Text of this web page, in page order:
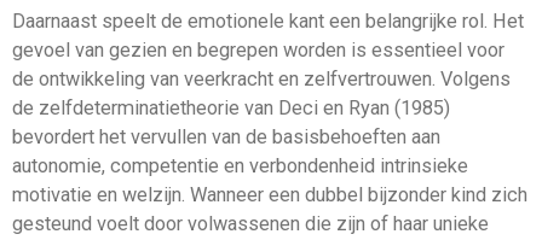
Daarnaast speelt de emotionele kant een belangrijke rol. Het
gevoel van gezien en begrepen worden is essentieel voor
de ontwikkeling van veerkracht en zelfvertrouwen. Volgens
de zelfdeterminatietheorie van Deci en Ryan (1985)
bevordert het vervullen van de basisbehoeften aan
autonomie, competentie en verbondenheid intrinsieke
motivatie en welzijn. Wanneer een dubbel bijzonder kind zich
gesteund voelt door volwassenen die zijn of haar unieke